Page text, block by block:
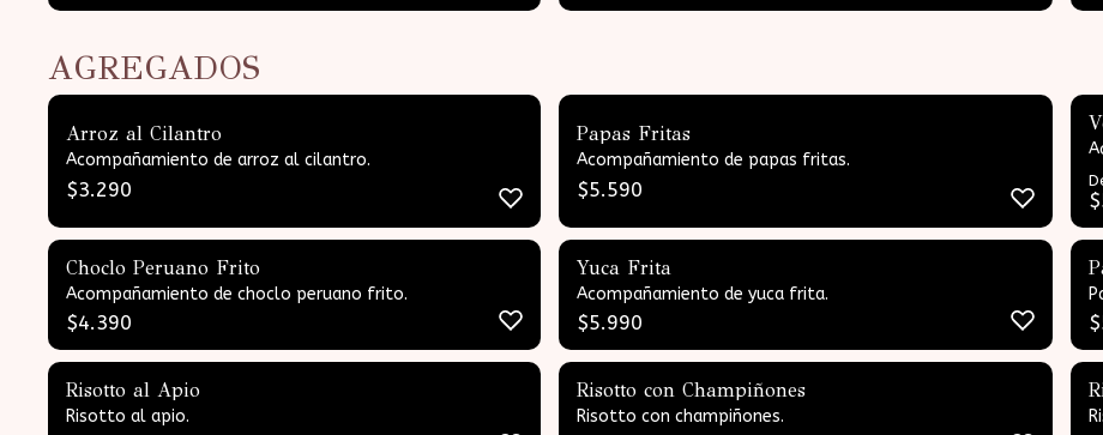
AGREGADOS
Arroz al Cilantro
Acompañamiento de arroz al cilantro.
$3.290
Papas Fritas
Acompañamiento de papas fritas.
$5.590 $
Choclo Peruano Frito
Acompañamiento de choclo peruano frito.
$4.390
Yuca Frita
Acompañamiento de yuca frita.
$5.990 $
Risotto al Apio
Risotto al apio.
Risotto con Champiñones
Risotto con champiñones.